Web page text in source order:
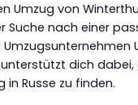
Umzug von
Suche nach einer
dich dabei,
in Russe zu finden.